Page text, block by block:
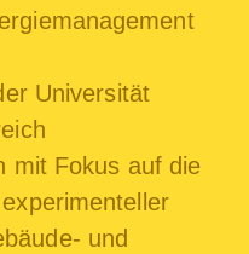
Universität
mit Fokus auf die
und